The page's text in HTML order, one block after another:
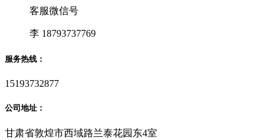
客服微信号
李 18793737769
服务热线：
15193732877
公司地址：
甘肃省敦煌市西域路兰泰花园东4室